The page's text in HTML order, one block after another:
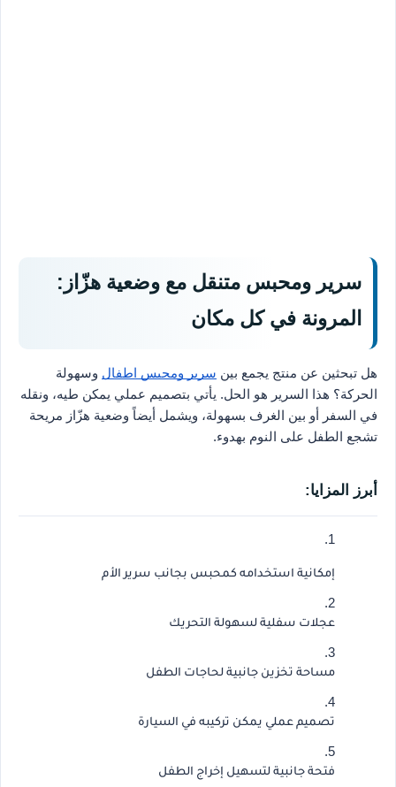
سرير ومحبس متنقل مع وضعية هزّاز:
المرونة في كل مكان
هل تبحثين عن منتج يجمع بين سرير ومحبس اطفال وسهولة
الحركة؟ هذا السرير هو الحل. يأتي بتصميم عملي يمكن طيه، ونقله
في السفر أو بين الغرف بسهولة، ويشمل أيضاً وضعية هزّاز مريحة
تشجع الطفل على النوم بهدوء.
أبرز المزايا:
إمكانية استخدامه كمحبس بجانب سرير الأم
عجلات سفلية لسهولة التحريك
مساحة تخزين جانبية لحاجات الطفل
تصميم عملي يمكن تركيبه في السيارة
فتحة جانبية لتسهيل إخراج الطفل